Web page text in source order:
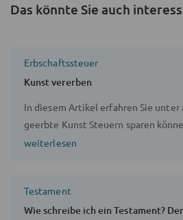
Das könnte Sie auch
Erbschaftssteuer
Kunst vererben
In diesem Artikel erfahren Sie unter
geerbte Kunst Steuern sparen
Möglichkeiten zur Steuerminderung
weiterlesen
Testament
Wie schreibe ich ein Testament?